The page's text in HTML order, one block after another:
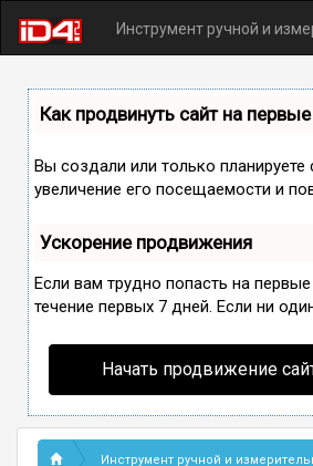
Инструмент ручной и
Как продвинуть сайт на
Вы создали или только
увеличение его посещаемости и
Ускорение продвижения
Если вам трудно попасть на
течение первых 7 дней. Если ни
Начать продвижение
Инструмент ручной и